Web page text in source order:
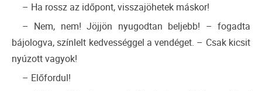
– Ha rossz az időpont, visszajöhetek máskor!
– Nem, nem! Jöjjön nyugodtan beljebb! – fogadta
bájologva, színlelt kedvességgel a vendéget. – Csak kicsit
nyúzott vagyok!
– Előfordul!